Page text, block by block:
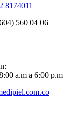
8174011
560 04 06
a.m a 6:00 p.m